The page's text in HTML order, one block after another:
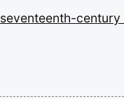
seventeenth-century